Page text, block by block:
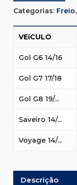
Categorias: Freio,
VEíCULO
Gol G6 14/16
Gol G7 17/18
Gol G8 19/...
Saveiro 14/...
Voyage 14/...
Descrição